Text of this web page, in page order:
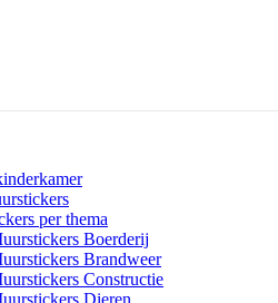
per thema
Boerderij
Brandweer
Constructie
Dieren